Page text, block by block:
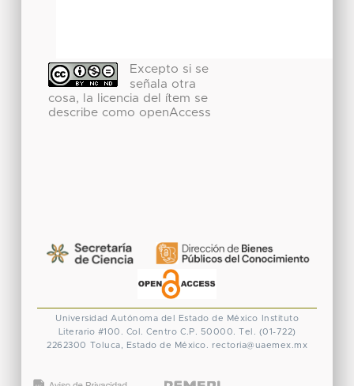
Excepto si se
señala otra
cosa, la licencia del ítem se
describe como openAccess
Universidad Autónoma del Estado de México
Instituto
Literario #100. Col. Centro C.P. 50000. Tel. (01-722)
2262300 Toluca, Estado de México. rectoria@uaemex.mx